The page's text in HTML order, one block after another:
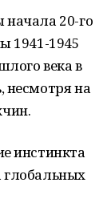
20-го
1941-1945
века в
несмотря на
инстинкта
глобальных